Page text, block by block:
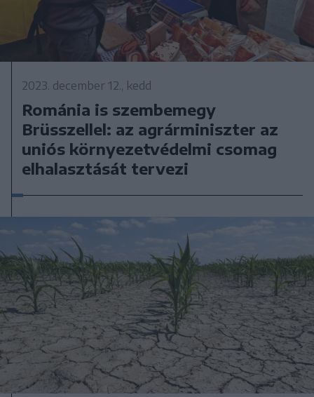
2023. december 12., kedd
Románia is szembemegy
Brüsszellel: az agrárminiszter az
uniós környezetvédelmi csomag
elhalasztását tervezi